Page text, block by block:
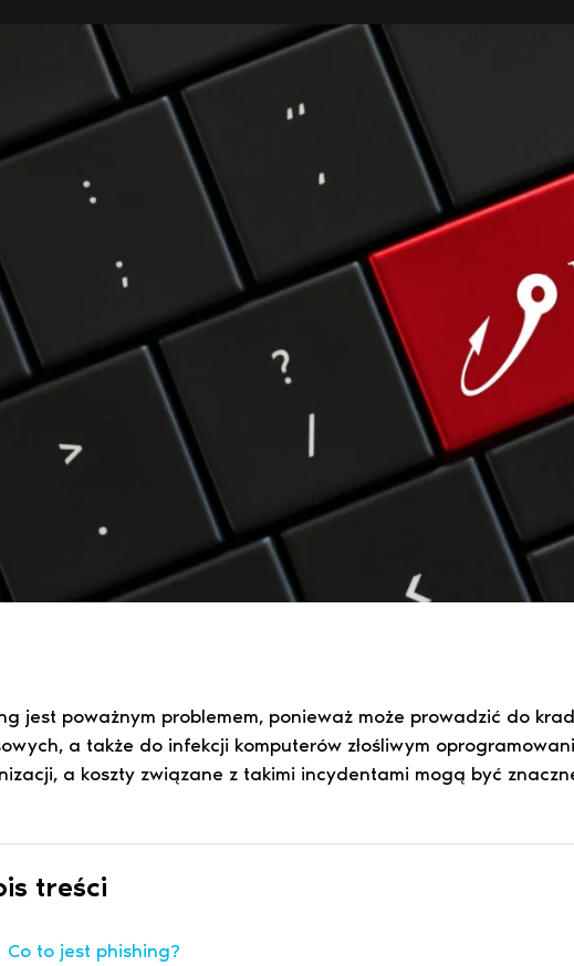
jest poważnym problemem, ponieważ może prowadzić do
a także do infekcji komputerów złośliwym
a koszty związane z takimi incydentami mogą być
treści
Co to jest phishing?